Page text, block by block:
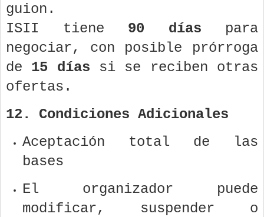
guion.
ISII tiene 90 días para
negociar, con posible prórroga
de 15 días si se reciben otras
ofertas.
12. Condiciones Adicionales
Aceptación total de las
bases
El organizador puede
modificar, suspender o